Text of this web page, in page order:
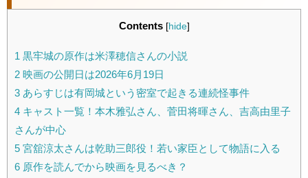
Contents [hide]
1 黒牢城の原作は米澤穂信さんの小説
2 映画の公開日は2026年6月19日
3 あらすじは有岡城という密室で起きる連続怪事件
4 キャスト一覧！本木雅弘さん、菅田将暉さん、吉高由里子
さんが中心
5 宮舘涼太さんは乾助三郎役！若い家臣として物語に入る
6 原作を読んでから映画を見るべき？